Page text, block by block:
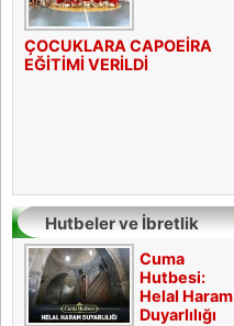
ÇOCUKLARA CAPOEİRA
EĞİTİMİ VERİLDİ
Hutbeler ve İbretlik
Hikayeler
Cuma
Hutbesi:
Helal Haram
Duyarlılığı